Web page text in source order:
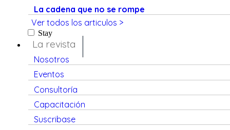
La cadena que no se rompe
Ver todos los articulos >
Stay
La revista
Nosotros
Eventos
Consultoría
Capacitación
Suscribase